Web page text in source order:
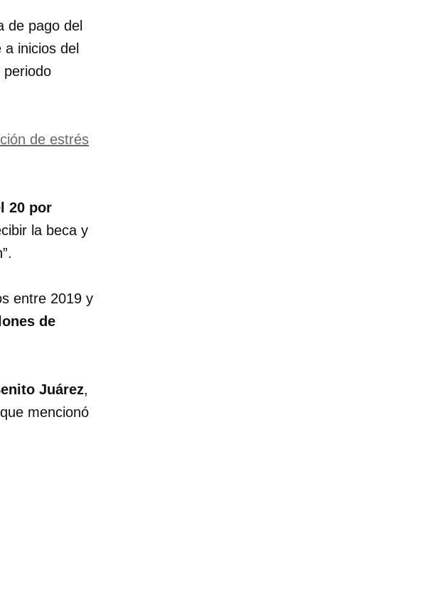
de pago del
inicios del
periodo
de estrés
20 por
la beca y
entre 2019 y
de
Juárez,
mencionó